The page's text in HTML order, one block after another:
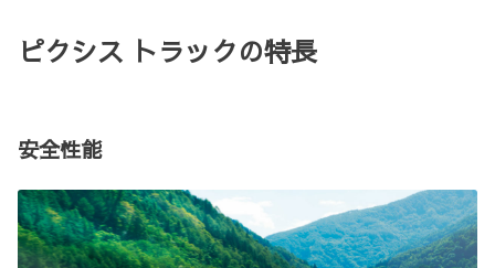
ピクシス トラックの特長
安全性能